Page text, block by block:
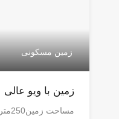
زمین مسکونی
زمین با ویو عالی
مساحت زمین250متر 2 قطعه مسکونی…